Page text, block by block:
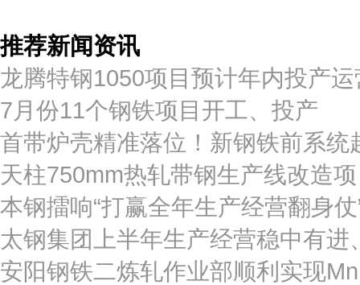
推荐新闻资讯
龙腾特钢1050项目预计年内投产运
7月份11个钢铁项目开工、投产
首带炉壳精准落位！新钢铁前系
天柱750mm热轧带钢生产线改造
本钢擂响“打赢全年生产经营翻身
太钢集团上半年生产经营稳中有进
安阳钢铁二炼轧作业部顺利实现